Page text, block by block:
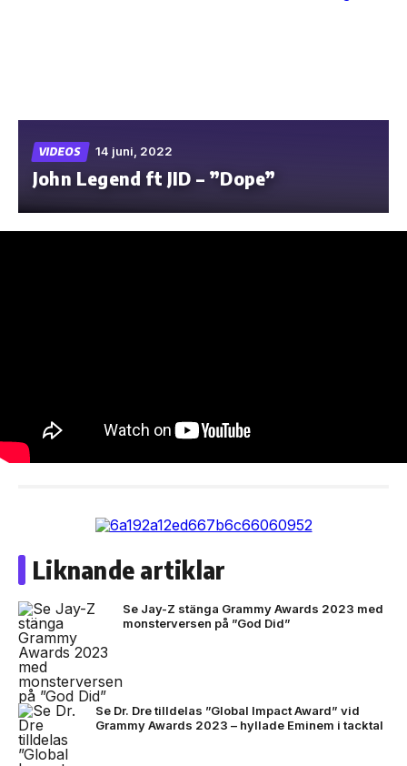
content
VIDEOS 14 juni, 2022
John Legend ft JID – ”Dope”
Liknande artiklar
Se Jay-Z stänga Grammy Awards 2023 med
monsterversen på ”God Did”
Se Dr. Dre tilldelas ”Global Impact Award” vid
Grammy Awards 2023 – hyllade Eminem i tacktal